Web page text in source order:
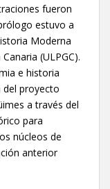
fueron
estuvo a
Moderna
(ULPGC).
e historia
del proyecto
a través del
para
núcleos de
anterior